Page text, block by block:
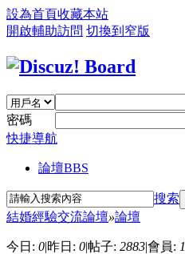
設為首頁收藏本站
開啟輔助訪問 切換到窄版
密碼
快捷導航
論壇BBS
搜索
結婚經驗交流論壇»論壇
今日: 0|昨日: 0|帖子: 2883|會員: 1